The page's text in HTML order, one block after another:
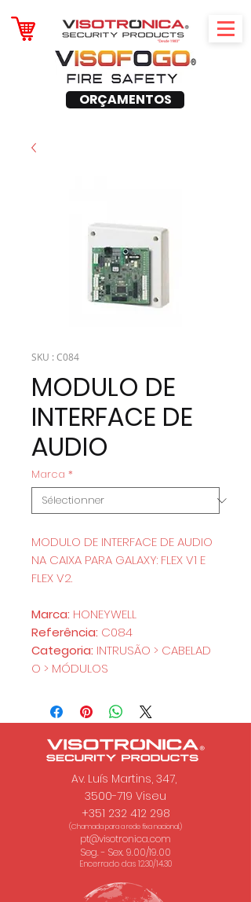
ORÇAMENTOS
SKU : C084
MODULO DE
INTERFACE DE
AUDIO
Marca *
MODULO DE INTERFACE DE AUDIO
NA CAIXA PARA GALAXY: FLEX V1 E
FLEX V2.
Marca: HONEYWELL
Referência: C084
Categoria: INTRUSÃO > CABELAD
O > MÓDULOS
Av. Luís Martins, 347,
3500-719 Viseu
+351 232 412 298
(Chamada para a rede fixa nacional.)
pt@visotronica.com
Seg. - Sex. 9.00/19.00
Encerrado das 12.30/14.30